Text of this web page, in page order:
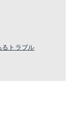
トラブル